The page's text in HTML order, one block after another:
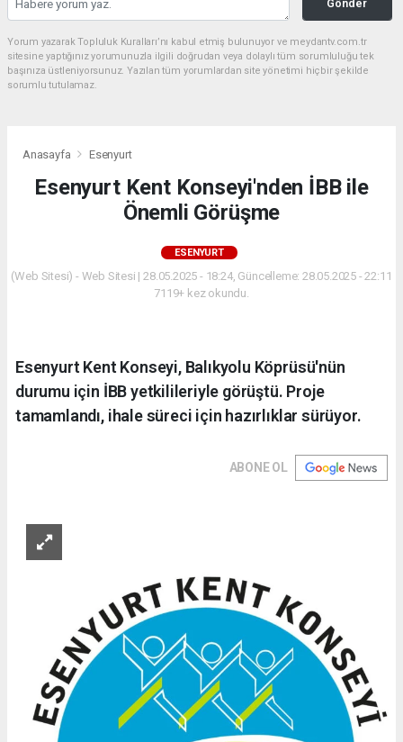
Gönder
Yorum yazarak Topluluk Kuralları’nı kabul etmiş bulunuyor ve meydantv.com.tr
sitesine yaptığınız yorumunuzla ilgili doğrudan veya dolaylı tüm sorumluluğu tek
başınıza üstleniyorsunuz. Yazılan tüm yorumlardan site yönetimi hiçbir şekilde
sorumlu tutulamaz.
Anasayfa Esenyurt
Esenyurt Kent Konseyi'nden İBB ile
Önemli Görüşme
ESENYURT
(Web Sitesi) - Web Sitesi | 28.05.2025 - 18:24, Güncelleme: 28.05.2025 - 22:11
7119+ kez okundu.
Esenyurt Kent Konseyi, Balıkyolu Köprüsü'nün
durumu için İBB yetkilileriyle görüştü. Proje
tamamlandı, ihale süreci için hazırlıklar sürüyor.
ABONE OL